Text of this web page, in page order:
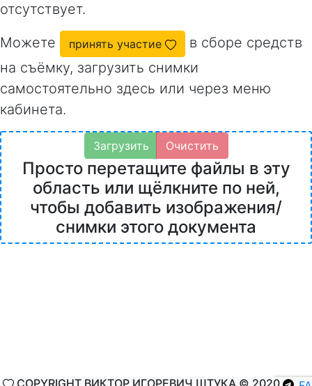
отсутствует.
Можете принять участие
в сборе средств
на съёмку, загрузить снимки
самостоятельно здесь или через меню
кабинета.
Загрузить Очистить
Просто перетащите файлы в эту
область или щёлкните по ней,
чтобы добавить изображения/
снимки этого документа
COPYRIGHT ВИКТОР ИГОРЕВИЧ ШТУКА © 2020